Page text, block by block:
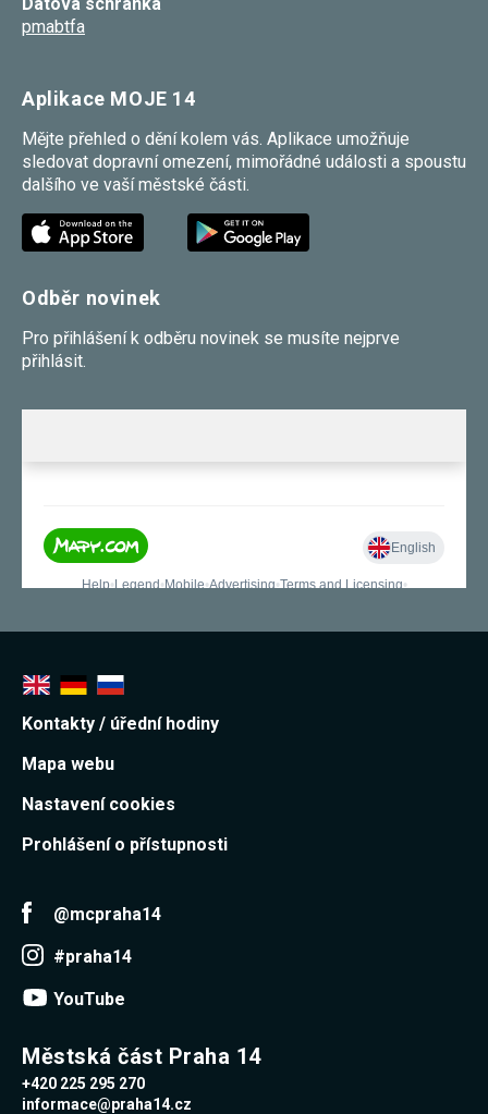
pmabtfa
Aplikace MOJE 14
Mějte přehled o dění kolem vás. Aplikace umožňuje
sledovat dopravní omezení, mimořádné události a spoustu
dalšího ve vaší městské části.
Odběr novinek
Pro přihlášení k odběru novinek se musíte nejprve
přihlásit.
Kontakty / úřední hodiny
Mapa webu
Nastavení cookies
Prohlášení o přístupnosti
@mcpraha14
#praha14
YouTube
Městská část Praha 14
+420 225 295 270
informace@praha14.cz